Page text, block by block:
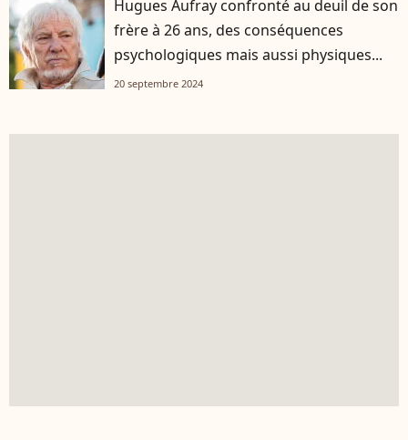
Hugues Aufray confronté au deuil de son
frère à 26 ans, des conséquences
psychologiques mais aussi physiques...
20 septembre 2024